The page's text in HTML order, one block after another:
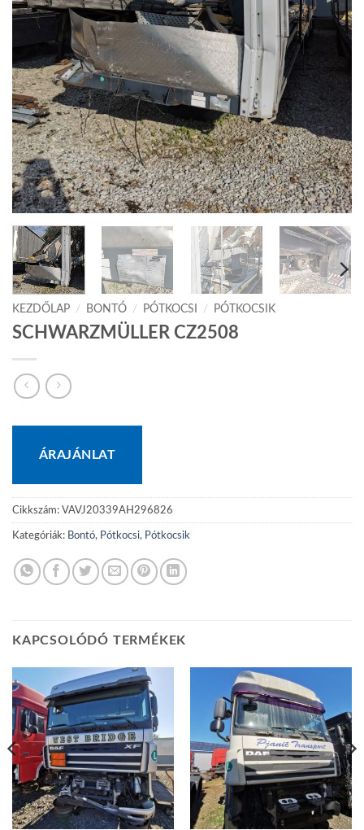
KEZDŐLAP / BONTÓ / PÓTKOCSI / PÓTKOCSIK
SCHWARZMÜLLER CZ2508
ÁRAJÁNLAT
Cikkszám: VAVJ20339AH296826
Kategóriák: Bontó, Pótkocsi, Pótkocsik
KAPCSOLÓDÓ TERMÉKEK